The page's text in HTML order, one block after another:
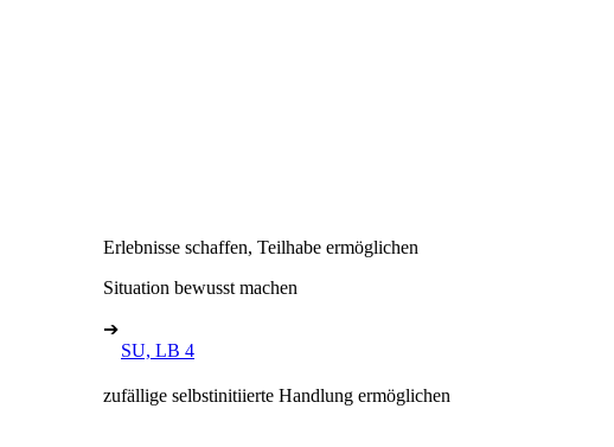
Erlebnisse schaffen, Teilhabe ermöglichen
Situation bewusst machen
➔
SU, LB 4
zufällige selbstinitiierte Handlung ermöglichen